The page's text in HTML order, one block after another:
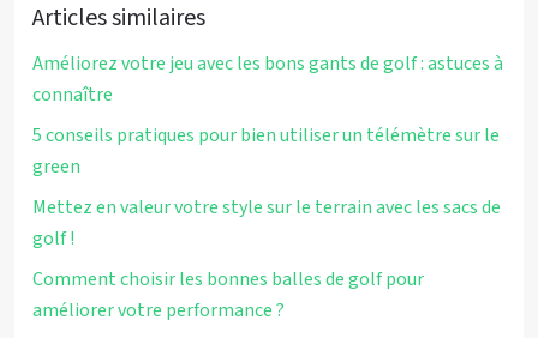
Articles similaires
Améliorez votre jeu avec les bons gants de golf : astuces à
connaître
5 conseils pratiques pour bien utiliser un télémètre sur le
green
Mettez en valeur votre style sur le terrain avec les sacs de
golf !
Comment choisir les bonnes balles de golf pour
améliorer votre performance ?